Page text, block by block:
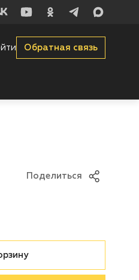
Обратная связь
Поделиться